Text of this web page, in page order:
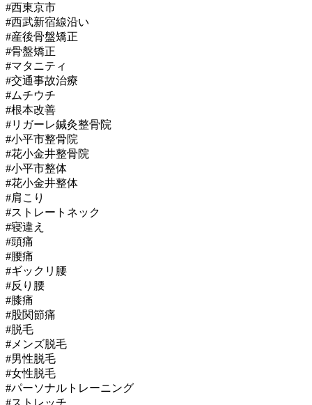
#西東京市
#西武新宿線沿い
#産後骨盤矯正
#骨盤矯正
#マタニティ
#交通事故治療
#ムチウチ
#根本改善
#リガーレ鍼灸整骨院
#小平市整骨院
#花小金井整骨院
#小平市整体
#花小金井整体
#肩こり
#ストレートネック
#寝違え
#頭痛
#腰痛
#ギックリ腰
#反り腰
#膝痛
#股関節痛
#脱毛
#メンズ脱毛
#男性脱毛
#女性脱毛
#パーソナルトレーニング
#ストレッチ